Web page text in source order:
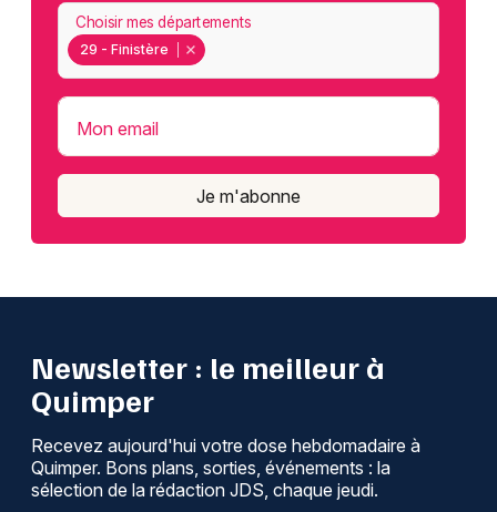
29 - Finistère
Choisir mes départements
Mon email
Je m'abonne
Newsletter : le meilleur à
Quimper
Recevez aujourd'hui votre dose hebdomadaire à
Quimper. Bons plans, sorties, événements : la
sélection de la rédaction JDS, chaque jeudi.